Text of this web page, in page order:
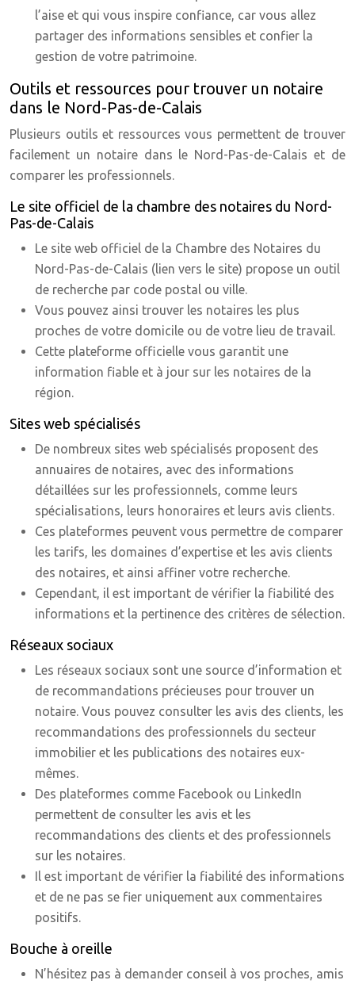
l’aise et qui vous inspire confiance, car vous allez
partager des informations sensibles et confier la
gestion de votre patrimoine.
Outils et ressources pour trouver un notaire
dans le Nord-Pas-de-Calais
Plusieurs outils et ressources vous permettent de trouver
facilement un notaire dans le Nord-Pas-de-Calais et de
comparer les professionnels.
Le site officiel de la chambre des notaires du Nord-
Pas-de-Calais
Le site web officiel de la Chambre des Notaires du
Nord-Pas-de-Calais (lien vers le site) propose un outil
de recherche par code postal ou ville.
Vous pouvez ainsi trouver les notaires les plus
proches de votre domicile ou de votre lieu de travail.
Cette plateforme officielle vous garantit une
information fiable et à jour sur les notaires de la
région.
Sites web spécialisés
De nombreux sites web spécialisés proposent des
annuaires de notaires, avec des informations
détaillées sur les professionnels, comme leurs
spécialisations, leurs honoraires et leurs avis clients.
Ces plateformes peuvent vous permettre de comparer
les tarifs, les domaines d’expertise et les avis clients
des notaires, et ainsi affiner votre recherche.
Cependant, il est important de vérifier la fiabilité des
informations et la pertinence des critères de sélection.
Réseaux sociaux
Les réseaux sociaux sont une source d’information et
de recommandations précieuses pour trouver un
notaire. Vous pouvez consulter les avis des clients, les
recommandations des professionnels du secteur
immobilier et les publications des notaires eux-
mêmes.
Des plateformes comme Facebook ou LinkedIn
permettent de consulter les avis et les
recommandations des clients et des professionnels
sur les notaires.
Il est important de vérifier la fiabilité des informations
et de ne pas se fier uniquement aux commentaires
positifs.
Bouche à oreille
N’hésitez pas à demander conseil à vos proches, amis